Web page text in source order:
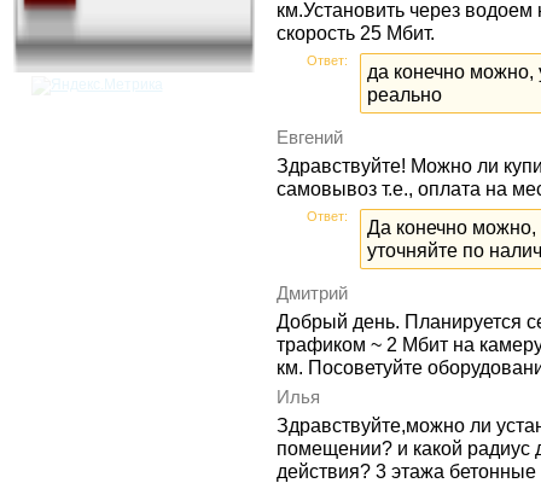
км.Установить через
скорость 25 Мбит.
Ответ:
да конечно можно,
реально
Евгений
Здравствуйте! Можно ли
самовывоз т.е., оплата на
Ответ:
Да конечно можно,
уточняйте по
Дмитрий
Добрый день. Планируется
трафиком ~ 2 Мбит на
км. Посоветуйте
Илья
Здравствуйте,можно ли
помещении? и какой радиус
действия? 3 этажа